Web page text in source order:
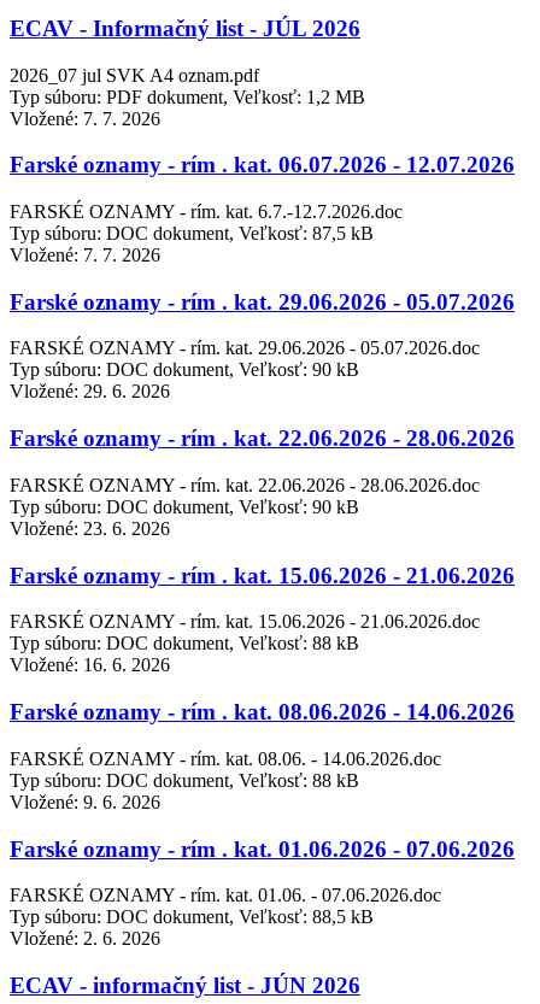
ECAV - Informačný list - JÚL 2026
2026_07 jul SVK A4 oznam.pdf
Typ súboru: PDF dokument, Veľkosť: 1,2 MB
Vložené: 7. 7. 2026
Farské oznamy - rím . kat. 06.07.2026 - 12.07.2026
FARSKÉ OZNAMY - rím. kat. 6.7.-12.7.2026.doc
Typ súboru: DOC dokument, Veľkosť: 87,5 kB
Vložené: 7. 7. 2026
Farské oznamy - rím . kat. 29.06.2026 - 05.07.2026
FARSKÉ OZNAMY - rím. kat. 29.06.2026 - 05.07.2026.doc
Typ súboru: DOC dokument, Veľkosť: 90 kB
Vložené: 29. 6. 2026
Farské oznamy - rím . kat. 22.06.2026 - 28.06.2026
FARSKÉ OZNAMY - rím. kat. 22.06.2026 - 28.06.2026.doc
Typ súboru: DOC dokument, Veľkosť: 90 kB
Vložené: 23. 6. 2026
Farské oznamy - rím . kat. 15.06.2026 - 21.06.2026
FARSKÉ OZNAMY - rím. kat. 15.06.2026 - 21.06.2026.doc
Typ súboru: DOC dokument, Veľkosť: 88 kB
Vložené: 16. 6. 2026
Farské oznamy - rím . kat. 08.06.2026 - 14.06.2026
FARSKÉ OZNAMY - rím. kat. 08.06. - 14.06.2026.doc
Typ súboru: DOC dokument, Veľkosť: 88 kB
Vložené: 9. 6. 2026
Farské oznamy - rím . kat. 01.06.2026 - 07.06.2026
FARSKÉ OZNAMY - rím. kat. 01.06. - 07.06.2026.doc
Typ súboru: DOC dokument, Veľkosť: 88,5 kB
Vložené: 2. 6. 2026
ECAV - informačný list - JÚN 2026